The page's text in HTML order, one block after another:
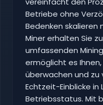
Betriebe ohne
Bedenken
Miner erhalten Sie
umfassenden
ermöglicht es
überwachen und
Echtzeit-Einblicke
Betriebsstatus. Mit